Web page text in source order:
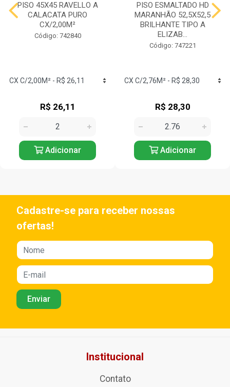
PISO 45X45 RAVELLO A
CALACATA PURO
CX/2,00M²
Código: 742840
R$ 26,11
Adicionar
PISO ESMALTADO HD
MARANHÃO 52,5X52,5
BRILHANTE TIPO A
ELIZAB...
Código: 747221
R$ 28,30
Adicionar
Cadastre-se para receber nossas
ofertas!
Institucional
Contato